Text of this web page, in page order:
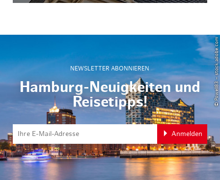
NEWSLETTER ABONNIEREN
Hamburg-Neuigkeiten und
Reisetipps!
Anmelden
© Powell83 – stock.adobe.com